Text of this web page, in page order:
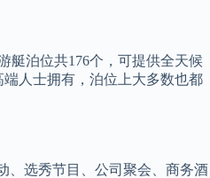
艇泊位共176个，可提供全天候
人士拥有，泊位上大多数也都
、选秀节目、公司聚会、商务酒